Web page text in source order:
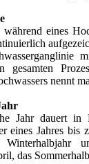
während eines
gesamten
nennt
Jahr dauert in
eines Jahres bis
Winterhalbjahr
das